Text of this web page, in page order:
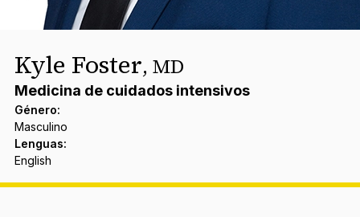
Kyle Foster, MD
Medicina de cuidados intensivos
Género:
Masculino
Lenguas:
English